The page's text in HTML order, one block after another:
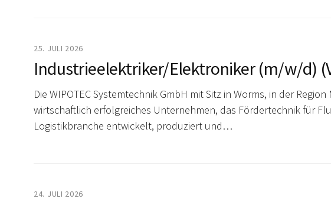
25. JULI 2026
Industrieelektriker/Elektroniker (m/w/d)
Die WIPOTEC Systemtechnik GmbH mit Sitz in Worms, in der
wirtschaftlich erfolgreiches Unternehmen, das Fördertechnik für
Logistikbranche entwickelt, produziert und…
24. JULI 2026